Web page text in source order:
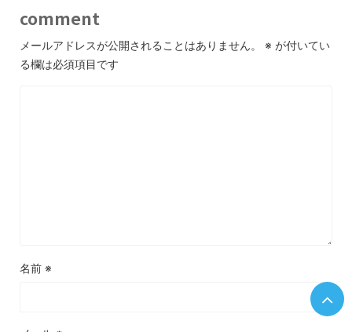
comment
メールアドレスが公開されることはありません。 ※ が付いてい
る欄は必須項目です
名前 ※